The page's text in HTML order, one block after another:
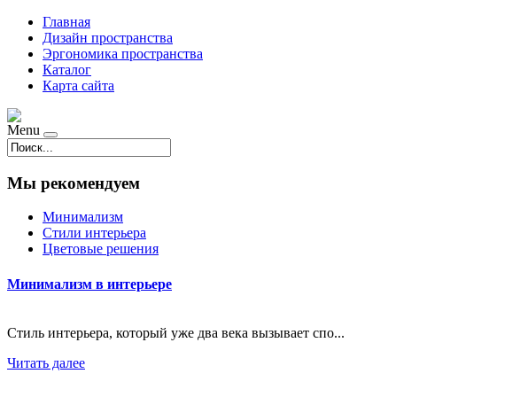
Главная
Дизайн пространства
Эргономика пространства
Каталог
Карта сайта
Menu
Мы рекомендуем
Минимализм
Стили интерьера
Цветовые решения
Минимализм в интерьере
Стиль интерьера, который уже два века вызывает спо...
Читать далее